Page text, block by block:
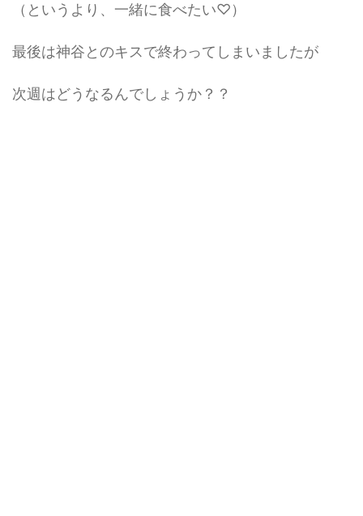
（というより、一緒に食べたい♡）
最後は神谷とのキスで終わってしまいましたが
次週はどうなるんでしょうか？？